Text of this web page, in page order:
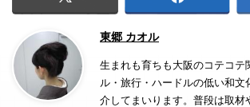
東郷 カオル
生まれも育ちも大阪のコテコテ
ル・旅行・ハードルの低い和文
介してまいります。普段は取材